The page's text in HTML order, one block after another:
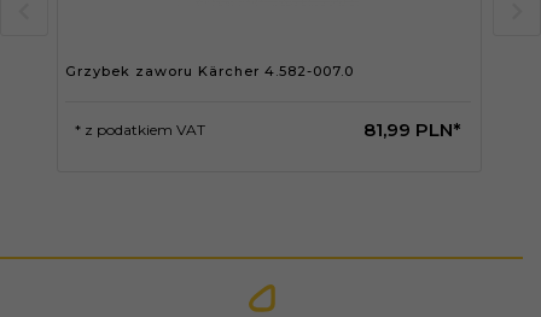
Grzybek zaworu Kärcher 4.582-007.0
81,99 PLN*
* z podatkiem VAT